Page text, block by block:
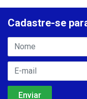
Cadastre-se